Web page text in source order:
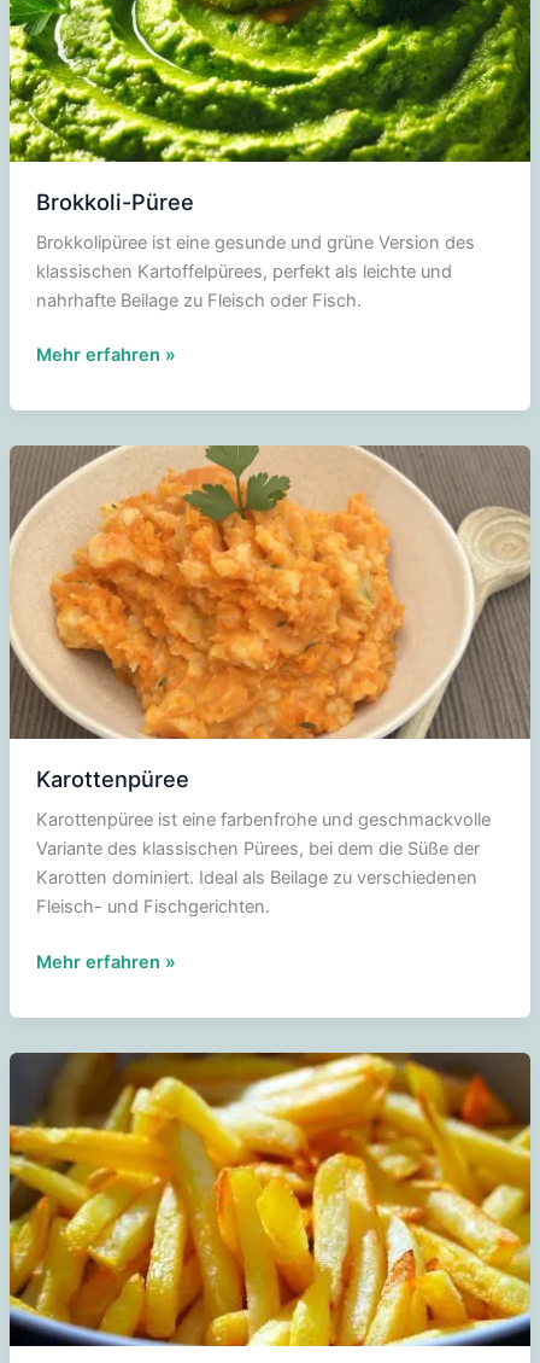
Brokkoli-Püree
Brokkolipüree ist eine gesunde und grüne Version des
klassischen Kartoffelpürees, perfekt als leichte und
nahrhafte Beilage zu Fleisch oder Fisch.
Brokkoli-
Mehr erfahren »
Karottenpüree
Karottenpüree ist eine farbenfrohe und geschmackvolle
Variante des klassischen Pürees, bei dem die Süße der
Karotten dominiert. Ideal als Beilage zu verschiedenen
Fleisch- und Fischgerichten.
Karottenpüree
Mehr erfahren »